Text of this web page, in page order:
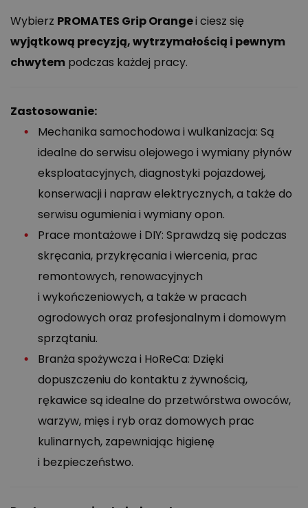
Wybierz PROMATES Grip Orangei ciesz się
wyjątkową precyzją, wytrzymałością i pewnym
chwytem podczas każdej pracy.
Zastosowanie:
Mechanika samochodowa i wulkanizacja: Są
idealne do serwisu olejowego i wymiany płynów
eksploatacyjnych, diagnostyki pojazdowej,
konserwacji i napraw elektrycznych, a także do
serwisu ogumienia i wymiany opon.
Prace montażowe i DIY: Sprawdzą się podczas
skręcania, przykręcania i wiercenia, prac
remontowych, renowacyjnych
i wykończeniowych, a także w pracach
ogrodowych oraz profesjonalnym i domowym
sprzątaniu.
Branża spożywcza i HoReCa: Dzięki
dopuszczeniu do kontaktu z żywnością,
rękawice są idealne do przetwórstwa owoców,
warzyw, mięs i ryb oraz domowych prac
kulinarnych, zapewniając higienę
i bezpieczeństwo.